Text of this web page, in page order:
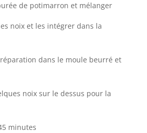
de potimarron et mélanger
noix et les intégrer dans la
dans le moule beurré et
noix sur le dessus pour la
minutes